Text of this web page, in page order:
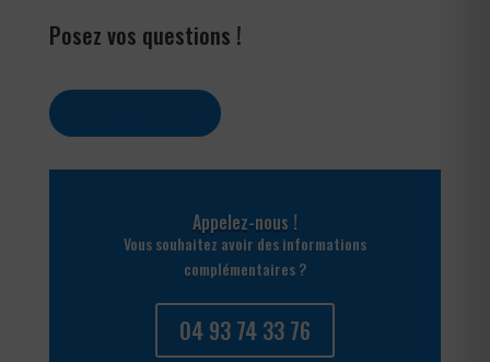
Posez vos questions !
Appelez-nous !
Vous souhaitez avoir des informations
complémentaires ?
04 93 74 33 76